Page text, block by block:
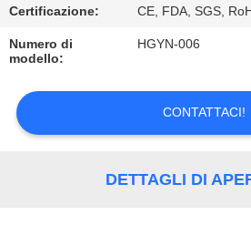
QUALITÀ
CONTATTICI
RICHIEDA
CITAZIONE
Certificazione: CE, FDA, SGS,
Numero di
modello:
HGYN-006
CONTATTACI!
DETTAGLI DI